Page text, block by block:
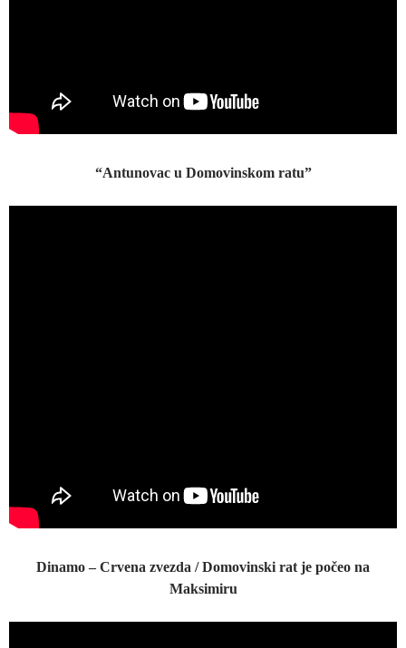
“Antunovac u Domovinskom ratu”
Dinamo – Crvena zvezda / Domovinski rat je počeo na
Maksimiru